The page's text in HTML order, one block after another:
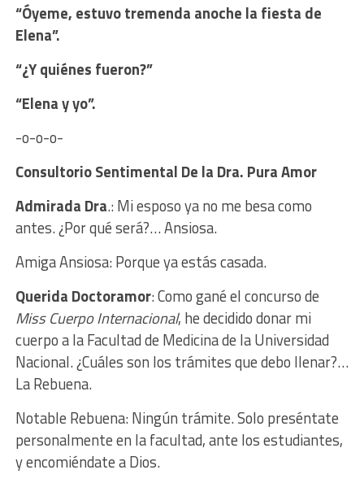
“Óyeme, estuvo tremenda anoche la fiesta de
Elena”.
“¿Y quiénes fueron?”
“Elena y yo”.
-o-o-o-
Consultorio Sentimental De la Dra. Pura Amor
Admirada Dra.: Mi esposo ya no me besa como
antes. ¿Por qué será?… Ansiosa.
Amiga Ansiosa: Porque ya estás casada.
Querida Doctoramor: Como gané el concurso de
Miss Cuerpo Internacional, he decidido donar mi
cuerpo a la Facultad de Medicina de la Universidad
Nacional. ¿Cuáles son los trámites que debo llenar?…
La Rebuena.
Notable Rebuena: Ningún trámite. Solo preséntate
personalmente en la facultad, ante los estudiantes,
y encomiéndate a Dios.